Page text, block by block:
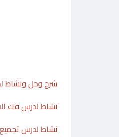
شرح وحل ونشاط
نشاط لدرس فك
نشاط لدرس تجميع